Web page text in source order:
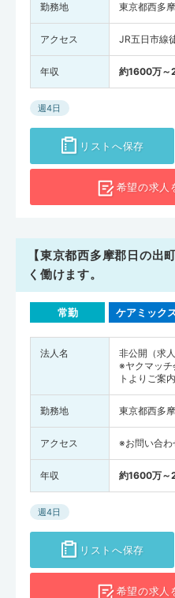
勤務地 東京都西多
アクセス JR五日市線
年収 約1600万～
週4日
リストへ保存
希望の求人
【東京都西多摩郡日の
く働けます。
常勤 ケアミック
法人名
非公開（求
※ヤクマッチ
トよりご案
勤務地 東京都西多
アクセス ※お問い合わ
年収 約1600万～
週4日
リストへ保存
希望の求人